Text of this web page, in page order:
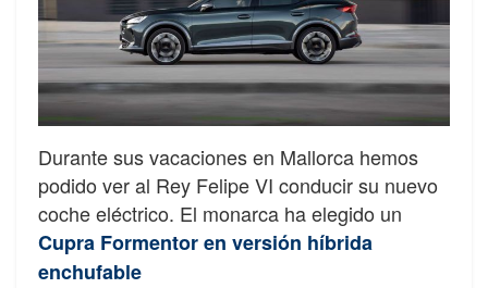
Durante sus vacaciones en Mallorca hemos
podido ver al Rey Felipe VI conducir su nuevo
coche eléctrico. El monarca ha elegido un
Cupra Formentor en versión híbrida
enchufable